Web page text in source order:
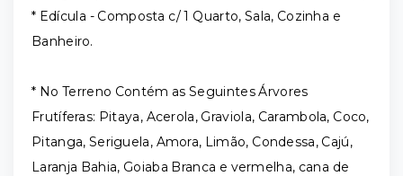
* Edícula - Composta c/ 1 Quarto, Sala, Cozinha e
Banheiro.
* No Terreno Contém as Seguintes Árvores
Frutíferas: Pitaya, Acerola, Graviola, Carambola, Coco,
Pitanga, Seriguela, Amora, Limão, Condessa, Cajú,
Laranja Bahia, Goiaba Branca e vermelha, cana de